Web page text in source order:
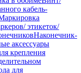
кабель-
этикеток/
Наконечник-
аксессуары
крепления
для